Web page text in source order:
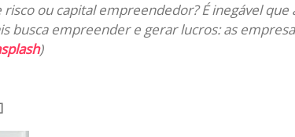
risco ou capital empreendedor? É inegável
busca empreender e gerar lucros: as
)